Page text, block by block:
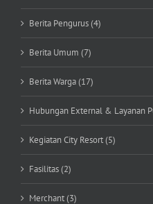
Berita Pengurus (4)
Berita Umum (7)
Berita Warga (17)
Hubungan External & Layanan
Kegiatan City Resort (5)
Fasilitas (2)
Merchant (3)